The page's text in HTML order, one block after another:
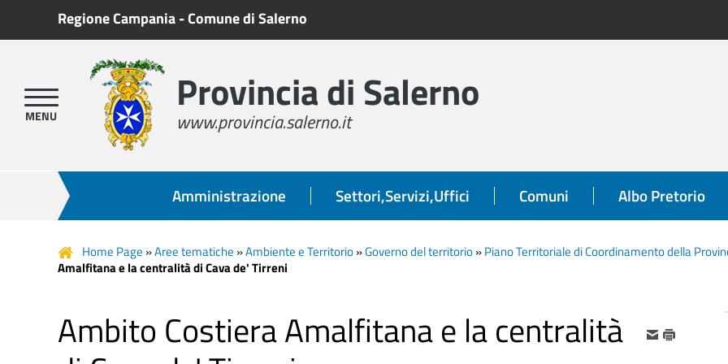
Regione Campania-Comune di Salerno
Provincia di Salerno
www.provincia.salerno.it
Amministrazione Settori,Servizi,Uffici Comuni Albo Pretorio
Home Page »Aree tematiche »Ambiente e Territorio»Governo del territorio»Piano Territoriale di Coordinamento della
Amalfitana e la centralità di Cava de' Tirreni
Ambito Costiera Amalfitana e la centralità